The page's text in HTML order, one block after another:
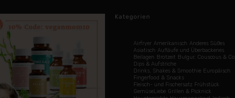
Kategorien
Airfryer Amerikanisch Anderes Süßes
Asiatisch Aufläufe und Überbackenes
Beilagen Brotzeit Bulgur, Couscous & Co
Dips & Aufstriche
Drinks, Shakes & Smoothie Europäisch
Fingerfood & Snacks
Fleisch- und Fischersatz Frühstück
GemüseLiebe Grillen & Picknick